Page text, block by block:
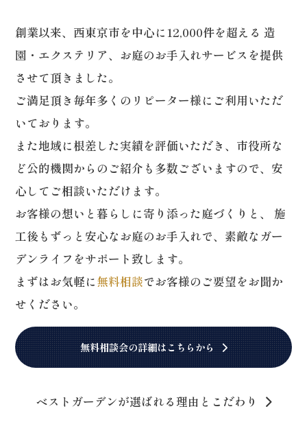
創業以来、西東京市を中心に12,000件を超える 造
園・エクステリア、お庭のお手入れサービスを提供
させて頂きました。
ご満足頂き毎年多くのリピーター様にご利用いただ
いております。
また地域に根差した実績を評価いただき、 市役所な
ど公的機関からのご紹介も多数ございますので、安
心してご相談いただけます。
お客様の想いと暮らしに寄り添った庭づくりと、施
工後もずっと安心なお庭のお手入れで、素敵なガー
デンライフをサポート致します。
まずはお気軽に無料相談でお客様のご要望をお聞か
せください。
無料相談会の詳細はこちらから
ベストガーデンが選ばれる理由とこだわり